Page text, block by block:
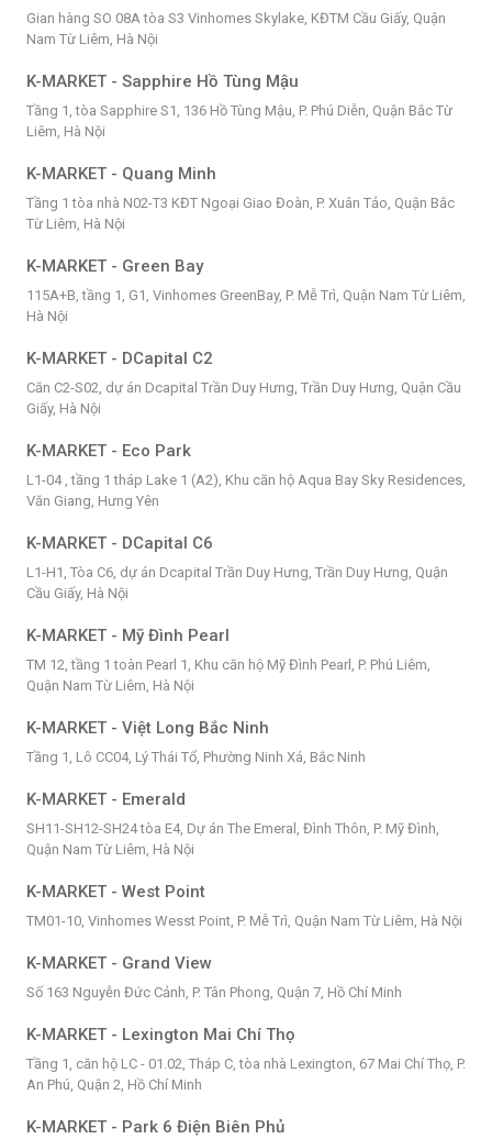
Gian hàng SO 08A tòa S3 Vinhomes Skylake, KĐTM Cầu Giấy, Quận
Nam Từ Liêm, Hà Nội
K-MARKET - Sapphire Hồ Tùng Mậu
Tầng 1, tòa Sapphire S1, 136 Hồ Tùng Mậu, P. Phú Diễn, Quận Bắc Từ
Liêm, Hà Nội
K-MARKET - Quang Minh
Tầng 1 tòa nhà N02-T3 KĐT Ngoại Giao Đoàn, P. Xuân Tảo, Quận Bắc
Từ Liêm, Hà Nội
K-MARKET - Green Bay
115A+B, tầng 1, G1, Vinhomes GreenBay, P. Mễ Trì, Quận Nam Từ Liêm,
Hà Nội
K-MARKET - DCapital C2
Căn C2-S02, dự án Dcapital Trần Duy Hưng, Trần Duy Hưng, Quận Cầu
Giấy, Hà Nội
K-MARKET - Eco Park
L1-04 , tầng 1 tháp Lake 1 (A2), Khu căn hộ Aqua Bay Sky Residences,
Văn Giang, Hưng Yên
K-MARKET - DCapital C6
L1-H1, Tòa C6, dự án Dcapital Trần Duy Hưng, Trần Duy Hưng, Quận
Cầu Giấy, Hà Nội
K-MARKET - Mỹ Đình Pearl
TM 12, tầng 1 toàn Pearl 1, Khu căn hộ Mỹ Đình Pearl, P. Phú Liêm,
Quận Nam Từ Liêm, Hà Nội
K-MARKET - Việt Long Bắc Ninh
Tầng 1, Lô CC04, Lý Thái Tổ, Phường Ninh Xá, Bắc Ninh
K-MARKET - Emerald
SH11-SH12-SH24 tòa E4, Dự án The Emeral, Đình Thôn, P. Mỹ Đình,
Quận Nam Từ Liêm, Hà Nội
K-MARKET - West Point
TM01-10, Vinhomes Wesst Point, P. Mễ Trì, Quận Nam Từ Liêm, Hà Nội
K-MARKET - Grand View
Số 163 Nguyễn Đức Cảnh, P. Tân Phong, Quận 7, Hồ Chí Minh
K-MARKET - Lexington Mai Chí Thọ
Tầng 1, căn hộ LC - 01.02, Tháp C, tòa nhà Lexington, 67 Mai Chí Thọ, P.
An Phú, Quận 2, Hồ Chí Minh
K-MARKET - Park 6 Điện Biên Phủ